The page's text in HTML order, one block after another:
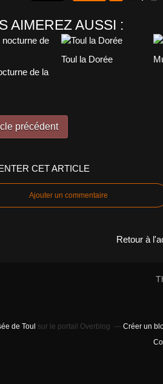
AIMEREZ AUSSI :
de la
Toul la Dorée
précédent
CET ARTICLE
Ajouter un commentaire
Retour à
de Toul sur le portail Overblog Créer un